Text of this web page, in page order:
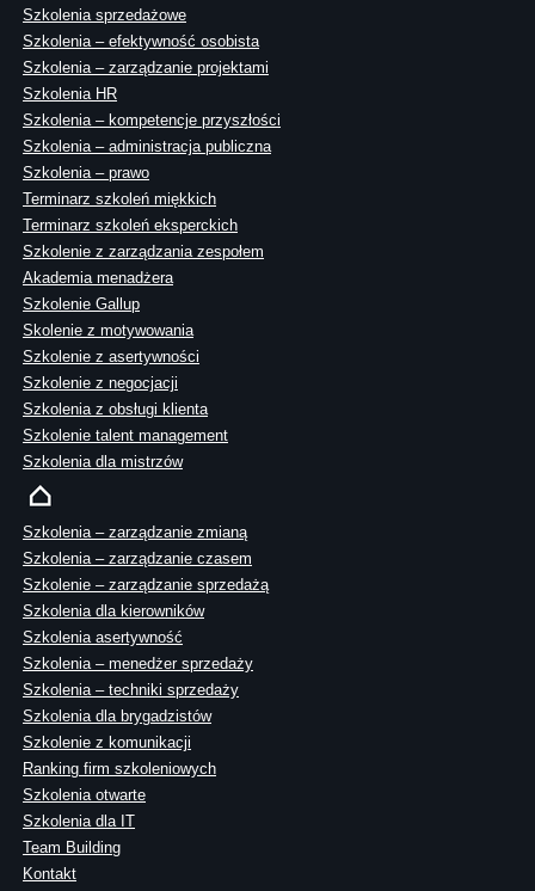
Szkolenia sprzedażowe
Szkolenia – efektywność osobista
Szkolenia – zarządzanie projektami
Szkolenia HR
Szkolenia – kompetencje przyszłości
Szkolenia – administracja publiczna
Szkolenia – prawo
Terminarz szkoleń miękkich
Terminarz szkoleń eksperckich
Szkolenie z zarządzania zespołem
Akademia menadżera
Szkolenie Gallup
Skolenie z motywowania
Szkolenie z asertywności
Szkolenie z negocjacji
Szkolenia z obsługi klienta
Szkolenie talent management
Szkolenia dla mistrzów
Szkolenia – zarządzanie zmianą
Szkolenia – zarządzanie czasem
Szkolenie – zarządzanie sprzedażą
Szkolenia dla kierowników
Szkolenia asertywność
Szkolenia – menedżer sprzedaży
Szkolenia – techniki sprzedaży
Szkolenia dla brygadzistów
Szkolenie z komunikacji
Ranking firm szkoleniowych
Szkolenia otwarte
Szkolenia dla IT
Team Building
Kontakt